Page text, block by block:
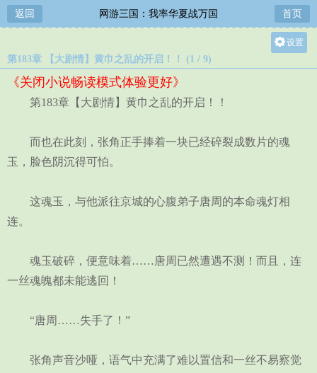
返回 网游三国：我率华夏战万国 首页
设置
第183章 【大剧情】黄巾之乱的开启！！ (1 / 9)
《关闭小说畅读模式体验更好》
第183章【大剧情】黄巾之乱的开启！！
而也在此刻，张角正手捧着一块已经碎裂成数片的魂
玉，脸色阴沉得可怕。
这魂玉，与他派往京城的心腹弟子唐周的本命魂灯相
连。
魂玉破碎，便意味着……唐周已然遭遇不测！而且，连
一丝魂魄都未能逃回！
“唐周……失手了！”
张角声音沙哑，语气中充满了难以置信和一丝不易察觉